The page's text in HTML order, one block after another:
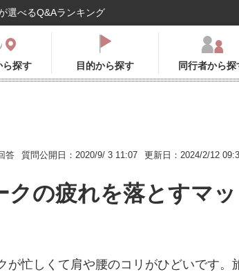
選べるQ&Aランキング
ら探す 目的から探す 同行者から探
答 質問公開日：2020/9/ 3 11:07 更新日：2024/2/12
の疲れを落とすマッ
が忙しくて肩や腰のコリがひどいです。